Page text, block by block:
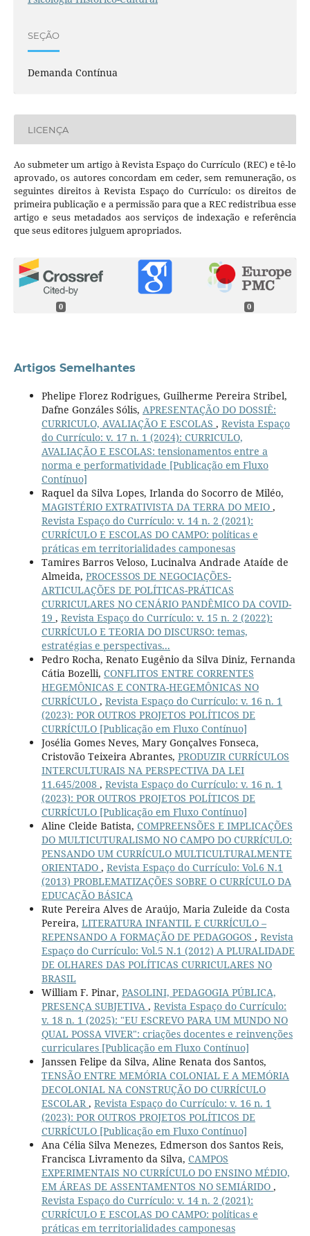
SEÇÃO
Demanda Contínua
LICENÇA
Ao submeter um artigo à Revista Espaço do Currículo (REC) e tê-lo
aprovado, os autores concordam em ceder, sem remuneração, os
seguintes direitos à Revista Espaço do Currículo: os direitos de
primeira publicação e a permissão para que a REC redistribua esse
artigo e seus metadados aos serviços de indexação e referência
que seus editores julguem apropriados.
0 0
Artigos Semelhantes
Phelipe Florez Rodrigues, Guilherme Pereira Stribel,
Dafne Gonzáles Sólis, APRESENTAÇÃO DO DOSSIÊ:
CURRICULO, AVALIAÇÃO E ESCOLAS , Revista Espaço
do Currículo: v. 17 n. 1 (2024): CURRICULO,
AVALIAÇÃO E ESCOLAS: tensionamentos entre a
norma e performatividade [Publicação em Fluxo
Contínuo]
Raquel da Silva Lopes, Irlanda do Socorro de Miléo,
MAGISTÉRIO EXTRATIVISTA DA TERRA DO MEIO ,
Revista Espaço do Currículo: v. 14 n. 2 (2021):
CURRÍCULO E ESCOLAS DO CAMPO: políticas e
práticas em territorialidades camponesas
Tamires Barros Veloso, Lucinalva Andrade Ataíde de
Almeida, PROCESSOS DE NEGOCIAÇÕES-
ARTICULAÇÕES DE POLÍTICAS-PRÁTICAS
CURRICULARES NO CENÁRIO PANDÊMICO DA COVID-
19 , Revista Espaço do Currículo: v. 15 n. 2 (2022):
CURRÍCULO E TEORIA DO DISCURSO: temas,
estratégias e perspectivas...
Pedro Rocha, Renato Eugênio da Silva Diniz, Fernanda
Cátia Bozelli, CONFLITOS ENTRE CORRENTES
HEGEMÔNICAS E CONTRA-HEGEMÔNICAS NO
CURRÍCULO , Revista Espaço do Currículo: v. 16 n. 1
(2023): POR OUTROS PROJETOS POLÍTICOS DE
CURRÍCULO [Publicação em Fluxo Contínuo]
Josélia Gomes Neves, Mary Gonçalves Fonseca,
Cristovão Teixeira Abrantes, PRODUZIR CURRÍCULOS
INTERCULTURAIS NA PERSPECTIVA DA LEI
11.645/2008 , Revista Espaço do Currículo: v. 16 n. 1
(2023): POR OUTROS PROJETOS POLÍTICOS DE
CURRÍCULO [Publicação em Fluxo Contínuo]
Aline Cleide Batista, COMPREENSÕES E IMPLICAÇÕES
DO MULTICUTURALISMO NO CAMPO DO CURRÍCULO:
PENSANDO UM CURRÍCULO MULTICULTURALMENTE
ORIENTADO , Revista Espaço do Currículo: Vol.6 N.1
(2013) PROBLEMATIZAÇÕES SOBRE O CURRÍCULO DA
EDUCAÇÃO BÁSICA
Rute Pereira Alves de Araújo, Maria Zuleide da Costa
Pereira, LITERATURA INFANTIL E CURRÍCULO –
REPENSANDO A FORMAÇÃO DE PEDAGOGOS , Revista
Espaço do Currículo: Vol.5 N.1 (2012) A PLURALIDADE
DE OLHARES DAS POLÍTICAS CURRICULARES NO
BRASIL
William F. Pinar, PASOLINI, PEDAGOGIA PÚBLICA,
PRESENÇA SUBJETIVA , Revista Espaço do Currículo:
v. 18 n. 1 (2025): "EU ESCREVO PARA UM MUNDO NO
QUAL POSSA VIVER": criações docentes e reinvenções
curriculares [Publicação em Fluxo Contínuo]
Janssen Felipe da Silva, Aline Renata dos Santos,
TENSÃO ENTRE MEMÓRIA COLONIAL E A MEMÓRIA
DECOLONIAL NA CONSTRUÇÃO DO CURRÍCULO
ESCOLAR, Revista Espaço do Currículo: v. 16 n. 1
(2023): POR OUTROS PROJETOS POLÍTICOS DE
CURRÍCULO [Publicação em Fluxo Contínuo]
Ana Célia Silva Menezes, Edmerson dos Santos Reis,
Francisca Livramento da Silva, CAMPOS
EXPERIMENTAIS NO CURRÍCULO DO ENSINO MÉDIO,
EM ÁREAS DE ASSENTAMENTOS NO SEMIÁRIDO ,
Revista Espaço do Currículo: v. 14 n. 2 (2021):
CURRÍCULO E ESCOLAS DO CAMPO: políticas e
práticas em territorialidades camponesas